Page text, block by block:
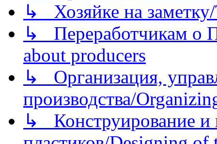
↳ Хозяйке на
↳ Переработчикам о
about producers
↳ Организация,
производства/
↳ Конструирование и